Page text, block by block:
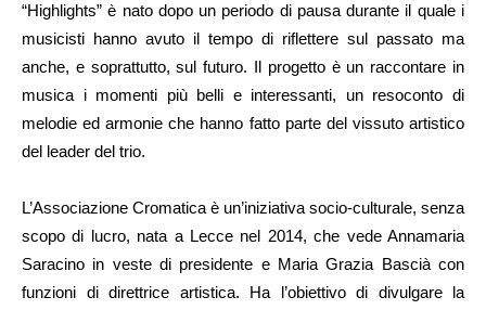
“Highlights” è nato dopo un periodo di pausa durante il quale i
musicisti hanno avuto il tempo di riflettere sul passato ma
anche, e soprattutto, sul futuro. Il progetto è un raccontare in
musica i momenti più belli e interessanti, un resoconto di
melodie ed armonie che hanno fatto parte del vissuto artistico
del leader del trio.
L’Associazione Cromatica è un’iniziativa socio-culturale, senza
scopo di lucro, nata a Lecce nel 2014, che vede Annamaria
Saracino in veste di presidente e Maria Grazia Bascià con
funzioni di direttrice artistica. Ha l’obiettivo di divulgare la